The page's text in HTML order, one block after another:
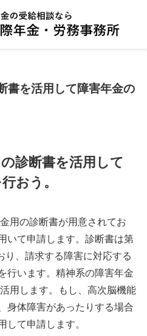
書を活用して障害年金の
診断書を活用して
おう。
用の診断書が用意されてお
いて申請します。診断書は第
り、請求する障害に対応する
行います。精神系の障害年金
用します。もし、高次脳機能
身体障害があったりする場合
して申請します。